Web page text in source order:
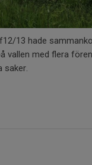
13 hade
vallen med flera
saker.